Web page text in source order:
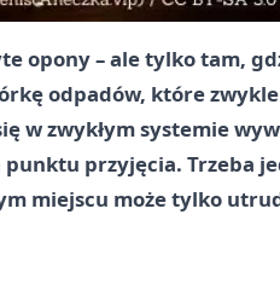
opony – ale tylko tam,
odpadów, które zwykle
w zwykłym systemie
punktu przyjęcia. Trzeba
miejscu może tylko